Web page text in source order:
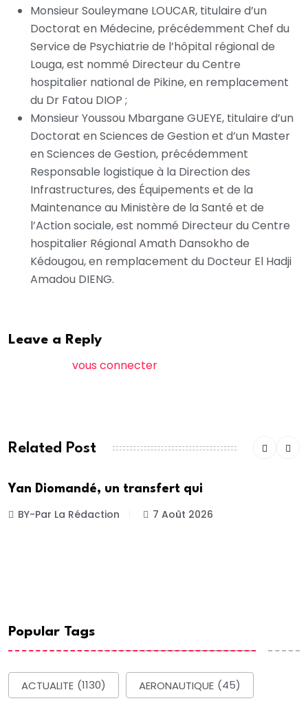
Monsieur Souleymane LOUCAR, titulaire d’un
Doctorat en Médecine, précédemment Chef du
Service de Psychiatrie de l’hôpital régional de
Louga, est nommé Directeur du Centre
hospitalier national de Pikine, en remplacement
du Dr Fatou DIOP ;
Monsieur Youssou Mbargane GUEYE, titulaire d’un
Doctorat en Sciences de Gestion et d’un Master
en Sciences de Gestion, précédemment
Responsable logistique à la Direction des
Infrastructures, des Équipements et de la
Maintenance au Ministère de la Santé et de
l’Action sociale, est nommé Directeur du Centre
hospitalier Régional Amath Dansokho de
Kédougou, en remplacement du Docteur El Hadji
Amadou DIENG.
Leave a Reply
vous connecter
Related Post
Yan Diomandé, un transfert qui
BY-Par La Rédaction 7 Août 2026
Popular Tags
ACTUALITE (1130) AERONAUTIQUE (45)